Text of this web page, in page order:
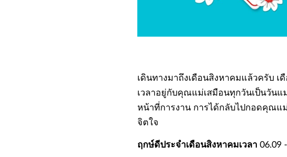
เดินทางมาถึงเดือนสิงหาคมแล้วครับ
เวลาอยู่กับคุณแม่เสมือนทุกวันเป็นวันแ
หน้าที่การงาน การได้กลับไปกอดคุณแม่
จิตใจ
ฤกษ์ดีประจำเดือนสิงหาคมเวลา06.09